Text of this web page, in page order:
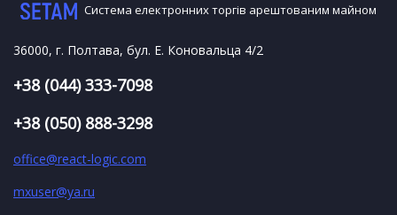
Система електронних торгів арештованим майном
36000, г. Полтава, бул. Е. Коновальца 4/2
+38 (044) 333-7098
+38 (050) 888-3298
office@react-logic.com
mxuser@ya.ru